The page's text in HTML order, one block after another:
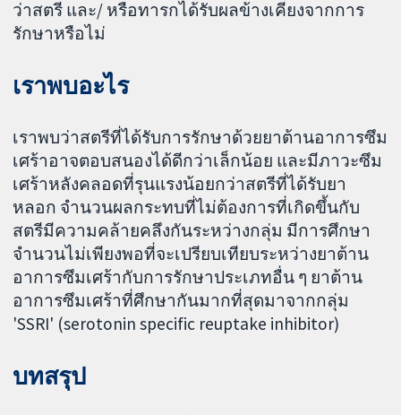
ว่าสตรี และ/ หรือทารกได้รับผลข้างเคียงจากการ
รักษาหรือไม่
เราพบอะไร
เราพบว่าสตรีที่ได้รับการรักษาด้วยยาต้านอาการซึม
เศร้าอาจตอบสนองได้ดีกว่าเล็กน้อย และมีภาวะซึม
เศร้าหลังคลอดที่รุนแรงน้อยกว่าสตรีที่ได้รับยา
หลอก จำนวนผลกระทบที่ไม่ต้องการที่เกิดขึ้นกับ
สตรีมีความคล้ายคลึงกันระหว่างกลุ่ม มีการศึกษา
จำนวนไม่เพียงพอที่จะเปรียบเทียบระหว่างยาต้าน
อาการซึมเศร้ากับการรักษาประเภทอื่น ๆ ยาต้าน
อาการซึมเศร้าที่ศึกษากันมากที่สุดมาจากกลุ่ม
'SSRI' (serotonin specific reuptake inhibitor)
บทสรุป